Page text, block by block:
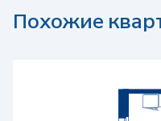
Похожие